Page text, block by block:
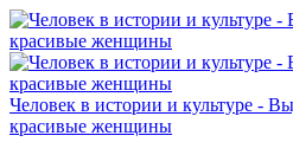
Человек в истории и культуре -
красивые женщины